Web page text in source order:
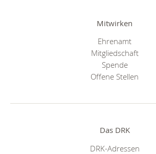
Mitwirken
Ehrenamt
Mitgliedschaft
Spende
Offene Stellen
Das DRK
DRK-Adressen